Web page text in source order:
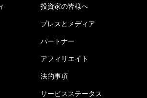
投資家の皆様へ
プレスとメディア
パートナー
アフィリエイト
法的事項
サービスステータス